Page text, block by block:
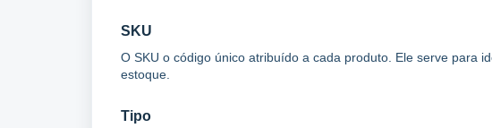
SKU
O SKU o código único atribuído a cada produto. Ele serve para
estoque.
Tipo